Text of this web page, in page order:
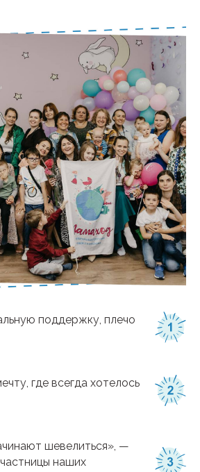
поддержку, плечо
где всегда хотелось
шевелиться», —
наших